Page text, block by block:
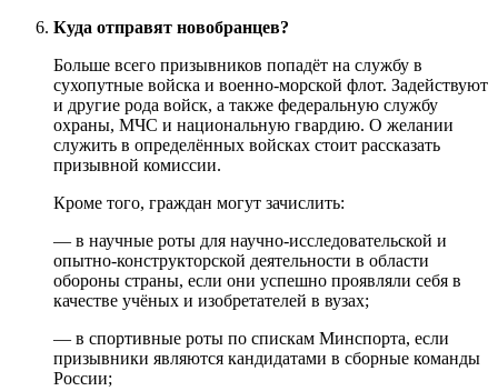
Куда отправят новобранцев?
Больше всего призывников попадёт на службу в
сухопутные войска и военно-морской флот. Задействуют
и другие рода войск, а также федеральную службу
охраны, МЧС и национальную гвардию. О желании
служить в определённых войсках стоит рассказать
призывной комиссии.
Кроме того, граждан могут зачислить:
— в научные роты для научно-исследовательской и
опытно-конструкторской деятельности в области
обороны страны, если они успешно проявляли себя в
качестве учёных и изобретателей в вузах;
— в спортивные роты по спискам Минспорта, если
призывники являются кандидатами в сборные команды
России;